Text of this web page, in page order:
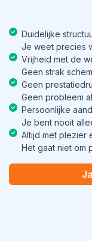
Duidelijke
Je weet precies
Vrijheid met de
Geen strak
Geen
Geen probleem
Persoonlijke
Je bent nooit
Altijd met plezier
Het gaat niet om